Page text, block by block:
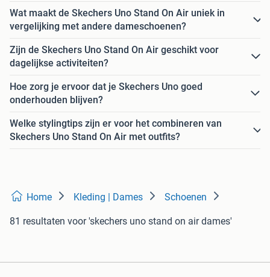
Wat maakt de Skechers Uno Stand On Air uniek in
vergelijking met andere dameschoenen?
Zijn de Skechers Uno Stand On Air geschikt voor
dagelijkse activiteiten?
Hoe zorg je ervoor dat je Skechers Uno goed
onderhouden blijven?
Welke stylingtips zijn er voor het combineren van
Skechers Uno Stand On Air met outfits?
Home Kleding | Dames Schoenen
81 resultaten voor 'skechers uno stand on air dames'